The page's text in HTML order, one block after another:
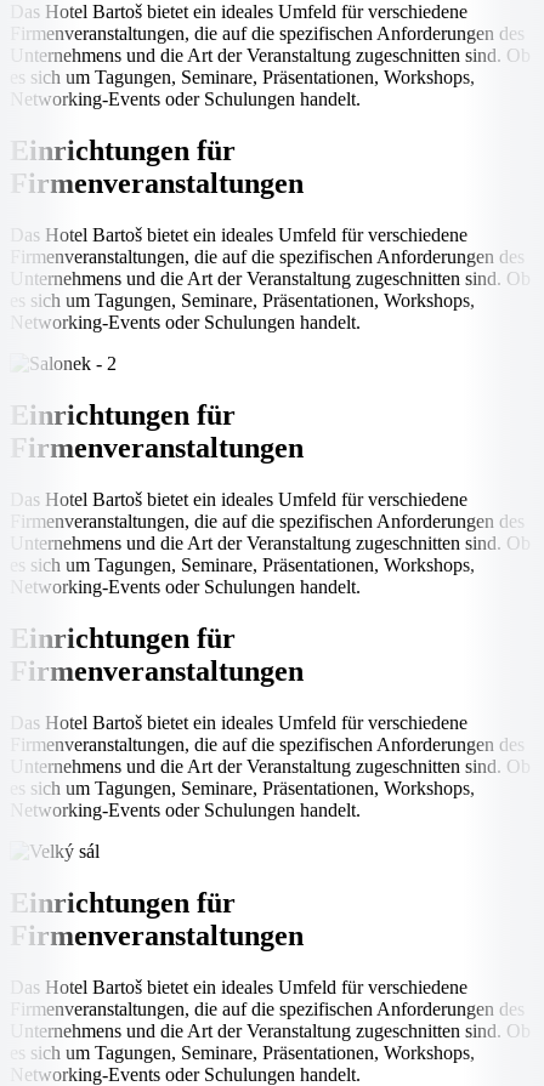
Das Hotel Bartoš bietet ein ideales Umfeld für verschiedene
Firmenveranstaltungen, die auf die spezifischen Anforderungen des
Unternehmens und die Art der Veranstaltung zugeschnitten sind. Ob
es sich um Tagungen, Seminare, Präsentationen, Workshops,
Networking-Events oder Schulungen handelt.
Einrichtungen für
Firmenveranstaltungen
Das Hotel Bartoš bietet ein ideales Umfeld für verschiedene
Firmenveranstaltungen, die auf die spezifischen Anforderungen des
Unternehmens und die Art der Veranstaltung zugeschnitten sind. Ob
es sich um Tagungen, Seminare, Präsentationen, Workshops,
Networking-Events oder Schulungen handelt.
Einrichtungen für
Firmenveranstaltungen
Das Hotel Bartoš bietet ein ideales Umfeld für verschiedene
Firmenveranstaltungen, die auf die spezifischen Anforderungen des
Unternehmens und die Art der Veranstaltung zugeschnitten sind. Ob
es sich um Tagungen, Seminare, Präsentationen, Workshops,
Networking-Events oder Schulungen handelt.
Einrichtungen für
Firmenveranstaltungen
Das Hotel Bartoš bietet ein ideales Umfeld für verschiedene
Firmenveranstaltungen, die auf die spezifischen Anforderungen des
Unternehmens und die Art der Veranstaltung zugeschnitten sind. Ob
es sich um Tagungen, Seminare, Präsentationen, Workshops,
Networking-Events oder Schulungen handelt.
Einrichtungen für
Firmenveranstaltungen
Das Hotel Bartoš bietet ein ideales Umfeld für verschiedene
Firmenveranstaltungen, die auf die spezifischen Anforderungen des
Unternehmens und die Art der Veranstaltung zugeschnitten sind. Ob
es sich um Tagungen, Seminare, Präsentationen, Workshops,
Networking-Events oder Schulungen handelt.